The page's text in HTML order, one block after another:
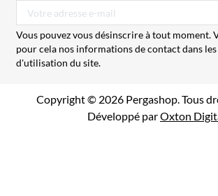
Vous pouvez vous désinscrire à tout moment.
pour cela nos informations de contact dans
d'utilisation du site.
Copyright © 2026 Pergashop. Tous
Développé parOxton